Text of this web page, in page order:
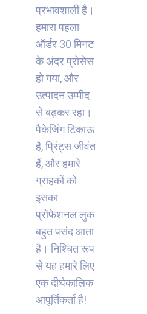
प्रभावशाली है।
हमारा पहला
ऑर्डर 30 मिनट
के अंदर प्रोसेस
हो गया, और
उत्पादन उम्मीद
से बढ़कर रहा।
पैकेजिंग टिकाऊ
है, प्रिंट्स जीवंत
हैं, और हमारे
ग्राहकों को
इसका
प्रोफेशनल लुक
बहुत पसंद आता
है। निश्चित रूप
से यह हमारे लिए
एक दीर्घकालिक
आपूर्तिकर्ता है!